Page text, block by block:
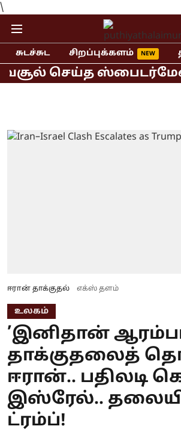
\
சுடச்சுட சிறப்புக்களம்
செய்த ஸ்பைடர்மேன்
ஈரான் தாக்குதல் எக்ஸ் தளம்
உலகம்
’இனிதான்
தாக்குதலைத்
ஈரான்.. பதிலடி
இஸ்ரேல்..
ட்ரம்ப்!